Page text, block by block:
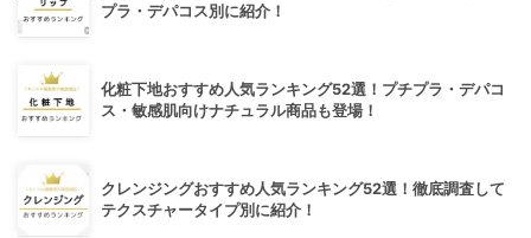
プラ・デパコス別に紹介！
化粧下地おすすめ人気ランキング52選！プチプラ・デパコ
ス・敏感肌向けナチュラル商品も登場！
クレンジングおすすめ人気ランキング52選！徹底調査して
テクスチャータイプ別に紹介！